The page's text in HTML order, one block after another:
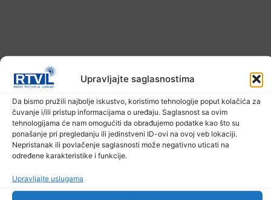
Upravljajte saglasnostima
Da bismo pružili najbolje iskustvo, koristimo tehnologije poput kolačića za
čuvanje i/ili pristup informacijama o uređaju. Saglasnost sa ovim
tehnologijama će nam omogućiti da obrađujemo podatke kao što su
ponašanje pri pregledanju ili jedinstveni ID-ovi na ovoj veb lokaciji.
Nepristanak ili povlačenje saglasnosti može negativno uticati na
određene karakteristike i funkcije.
Upravljajte uslugama
U TK povećan broj požara
7. Augusta 2026.